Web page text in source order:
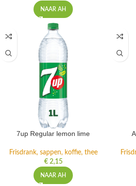
NAAR AH
7up Regular lemon lime
Frisdrank, sappen, koffie, thee
€2,15
NAAR AH